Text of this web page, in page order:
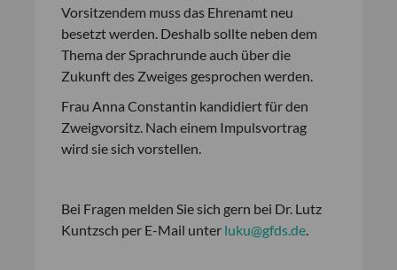
Vorsitzendem muss das Ehrenamt neu
besetzt werden. Deshalb sollte neben dem
Thema der Sprachrunde auch über die
Zukunft des Zweiges gesprochen werden.
Frau Anna Constantin kandidiert für den
Zweigvorsitz. Nach einem Impulsvortrag
wird sie sich vorstellen.
Bei Fragen melden Sie sich gern bei Dr. Lutz
Kuntzsch per E-Mail unter luku@gfds.de.